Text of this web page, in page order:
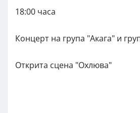
18:00 часа
Концерт на група "Акага" и
Открита сцена "Охлюва"